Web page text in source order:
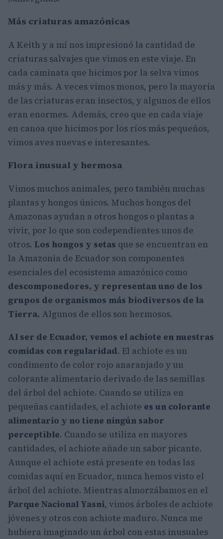
Más criaturas amazónicas
A Keith y a mí nos impresionó la cantidad de
criaturas salvajes que vimos en este viaje. En
cada caminata que hicimos por la selva vimos
más y más. A veces vimos monos, pero la mayoría
de las criaturas eran insectos, y algunos de ellos
eran enormes. Además, creo que en cada viaje
en canoa que hicimos por los ríos más pequeños,
vimos aves nuevas e interesantes.
Flora inusual y hermosa
Vimos muchos animales, pero también muchas
plantas y hongos únicos. Muchos hongos del
Amazonas ayudan a otros hongos o plantas a
vivir, por lo que son codependientes unos de
otros. Los hongos y setas que se encuentran en
la Amazonia de Ecuador son componentes
esenciales del ecosistema amazónico como
descomponedores, y representan uno de los
grupos de organismos más biodiversos de la
Tierra. Algunos de ellos son hermosos.
Al ser de Ecuador, vemos el achiote en nuestras
comidas con regularidad. El achiote es un
condimento de color rojo anaranjado y un
colorante alimentario derivado de las semillas
del árbol del achiote. Cuando se utiliza en
pequeñas cantidades, el achiote es un colorante
alimentario y no tiene ningún sabor
perceptible. Cuando se utiliza en mayores
cantidades, el achiote añade un sabor picante.
Aunque el achiote está presente en todas las
comidas aquí en Ecuador, nunca hemos visto el
árbol del achiote. Mientras almorzábamos en el
Parque Nacional Yasni, vimos árboles de achiote
jóvenes y otros con achiote maduro. Nunca me
hubiera imaginado un árbol con estas inusuales